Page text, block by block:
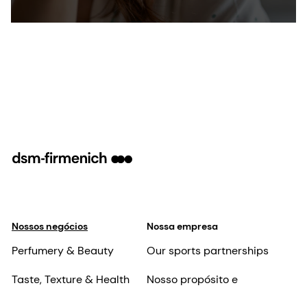
the skin barrier. DSM’s Quali E is the most
Nossos negócios
Perfumery & Beauty
Taste, Texture & Health
Nossa empresa
Our sports partnerships
Nosso propósito e